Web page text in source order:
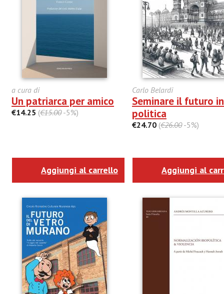
a cura di
Un patriarca per amico
€14.25 (€15.00-5%)
Aggiungi al carrello
Carlo Belardi
Seminare il futuro in
politica
€24.70 (€26.00-5%)
Aggiungi al